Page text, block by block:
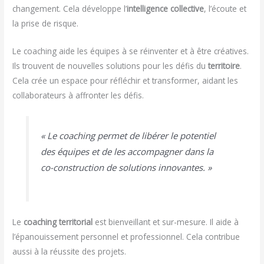
changement. Cela développe l’intelligence collective, l’écoute et
la prise de risque.
Le coaching aide les équipes à se réinventer et à être créatives.
Ils trouvent de nouvelles solutions pour les défis duterritoire.
Cela crée un espace pour réfléchir et transformer, aidant les
collaborateurs à affronter les défis.
« Le coaching permet de libérer le potentiel
des équipes et de les accompagner dans la
co-construction de solutions innovantes. »
Le coaching territorial est bienveillant et sur-mesure. Il aide à
l’épanouissement personnel et professionnel. Cela contribue
aussi à la réussite des projets.